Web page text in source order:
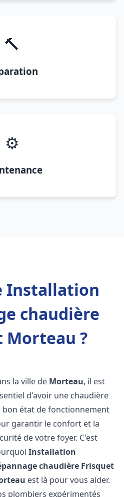
🔨
⚙️
Installation
chaudière
Morteau ?
la ville de Morteau, il est
d'avoir une chaudière
bon état de fonctionnement
garantir le confort et la
de votre foyer. C'est
Installation
chaudière Frisquet
est là pour vous aider.
plombiers expérimentés